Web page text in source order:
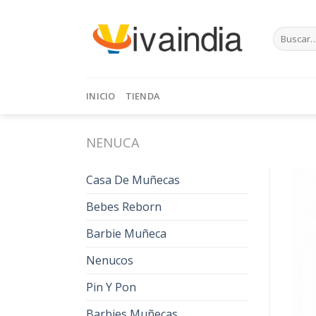
Buscar
por:
INICIO TIENDA
NENUCA
Casa De Muñecas
Bebes Reborn
Barbie Muñeca
Nenucos
Pin Y Pon